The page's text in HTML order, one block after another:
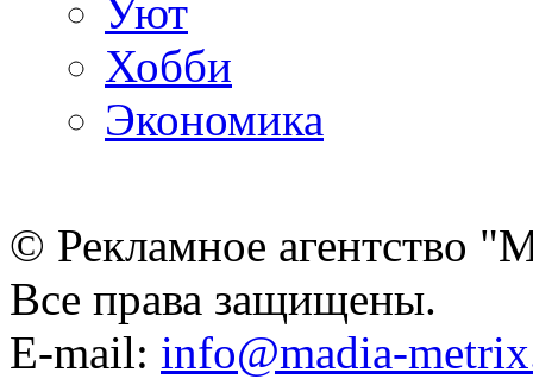
Уют
Хобби
Экономика
© Рекламное агентство
Все права защищены.
E-mail: info@madia-